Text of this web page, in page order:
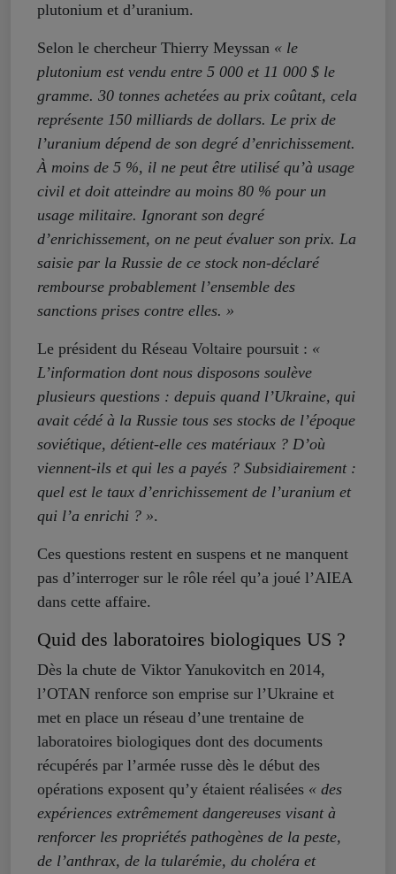
plutonium et d’uranium.
Selon le chercheur Thierry Meyssan « le
plutonium est vendu entre 5 000 et 11 000 $ le
gramme. 30 tonnes achetées au prix coûtant, cela
représente 150 milliards de dollars. Le prix de
l’uranium dépend de son degré d’enrichissement.
À moins de 5 %, il ne peut être utilisé qu’à usage
civil et doit atteindre au moins 80 % pour un
usage militaire. Ignorant son degré
d’enrichissement, on ne peut évaluer son prix. La
saisie par la Russie de ce stock non-déclaré
rembourse probablement l’ensemble des
sanctions prises contre elles. »
Le président du Réseau Voltaire poursuit : «
L’information dont nous disposons soulève
plusieurs questions : depuis quand l’Ukraine, qui
avait cédé à la Russie tous ses stocks de l’époque
soviétique, détient-elle ces matériaux ? D’où
viennent-ils et qui les a payés ? Subsidiairement :
quel est le taux d’enrichissement de l’uranium et
qui l’a enrichi ? ».
Ces questions restent en suspens et ne manquent
pas d’interroger sur le rôle réel qu’a joué l’AIEA
dans cette affaire.
Quid des laboratoires biologiques US ?
Dès la chute de Viktor Yanukovitch en 2014,
l’OTAN renforce son emprise sur l’Ukraine et
met en place un réseau d’une trentaine de
laboratoires biologiques dont des documents
récupérés par l’armée russe dès le début des
opérations exposent qu’y étaient réalisées « des
expériences extrêmement dangereuses visant à
renforcer les propriétés pathogènes de la peste,
de l’anthrax, de la tularémie, du choléra et